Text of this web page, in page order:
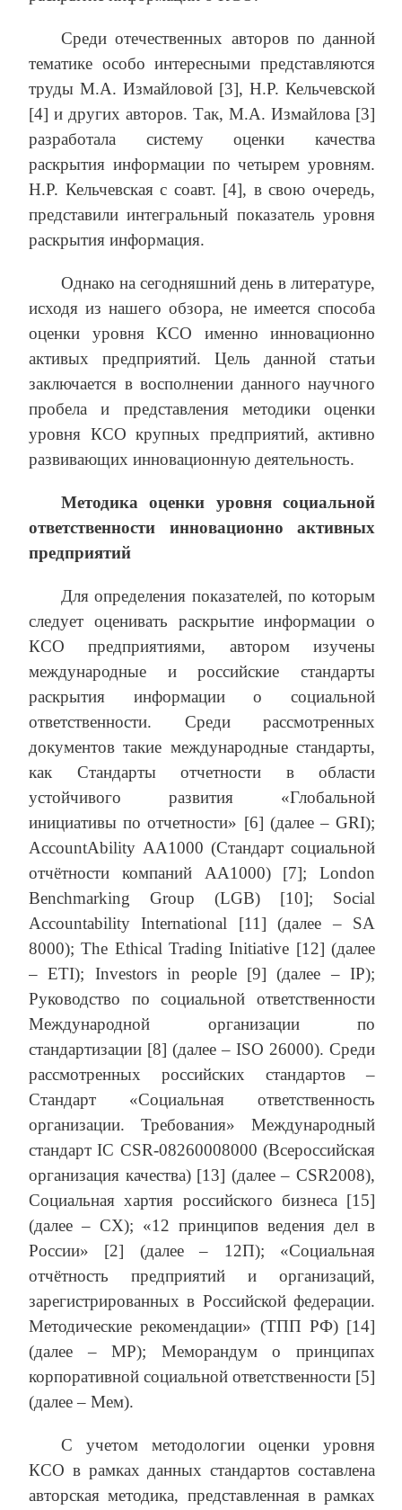
Среди отечественных авторов по данной
тематике особо интересными представляются
труды М.А. Измайловой [3], Н.Р. Кельчевской
[4] и других авторов. Так, М.А. Измайлова [3]
разработала систему оценки качества
раскрытия информации по четырем уровням.
Н.Р. Кельчевская с соавт. [4], в свою очередь,
представили интегральный показатель уровня
раскрытия информация.
Однако на сегодняшний день в литературе,
исходя из нашего обзора, не имеется способа
оценки уровня КСО именно инновационно
активых предприятий. Цель данной статьи
заключается в восполнении данного научного
пробела и представления методики оценки
уровня КСО крупных предприятий, активно
развивающих инновационную деятельность.
Методика оценки уровня социальной
ответственности инновационно активных
предприятий
Для определения показателей, по которым
следует оценивать раскрытие информации о
КСО предприятиями, автором изучены
международные и российские стандарты
раскрытия информации о социальной
ответственности. Среди рассмотренных
документов такие международные стандарты,
как Стандарты отчетности в области
устойчивого развития «Глобальной
инициативы по отчетности» [6] (далее – GRI);
AccountAbility АА1000 (Стандарт социальной
отчётности компаний AA1000) [7]; London
Benchmarking Group (LGB) [10]; Social
Accountability International [11] (далее – SА
8000); The Ethical Trading Initiative [12] (далее
– ETI); Investors in people [9] (далее – IP);
Руководство по социальной ответственности
Международной организации по
стандартизации [8] (далее – ISО 26000). Среди
рассмотренных российских стандартов –
Стандарт «Социальная ответственность
организации. Требования» Международный
стандарт IC CSR-08260008000 (Всероссийская
организация качества) [13] (далее – CSR2008),
Социальная хартия российского бизнеса [15]
(далее – СХ); «12 принципов ведения дел в
России» [2] (далее – 12П); «Социальная
отчётность предприятий и организаций,
зарегистрированных в Российской федерации.
Методические рекомендации» (ТПП РФ) [14]
(далее – МР); Меморандум о принципах
корпоративной социальной ответственности [5]
(далее – Мем).
С учетом методологии оценки уровня
КСО в рамках данных стандартов составлена
авторская методика, представленная в рамках